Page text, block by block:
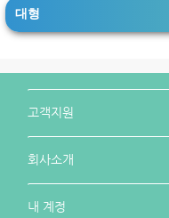
대형
고객지원
회사소개
내 계정